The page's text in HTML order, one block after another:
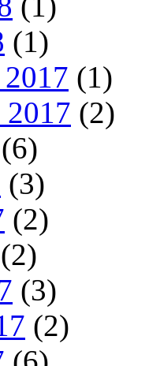
(1)
(1)
2017 (2)
(6)
(3)
(2)
(2)
(3)
(2)